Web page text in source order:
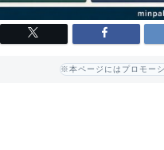
※本ページにはプロモー